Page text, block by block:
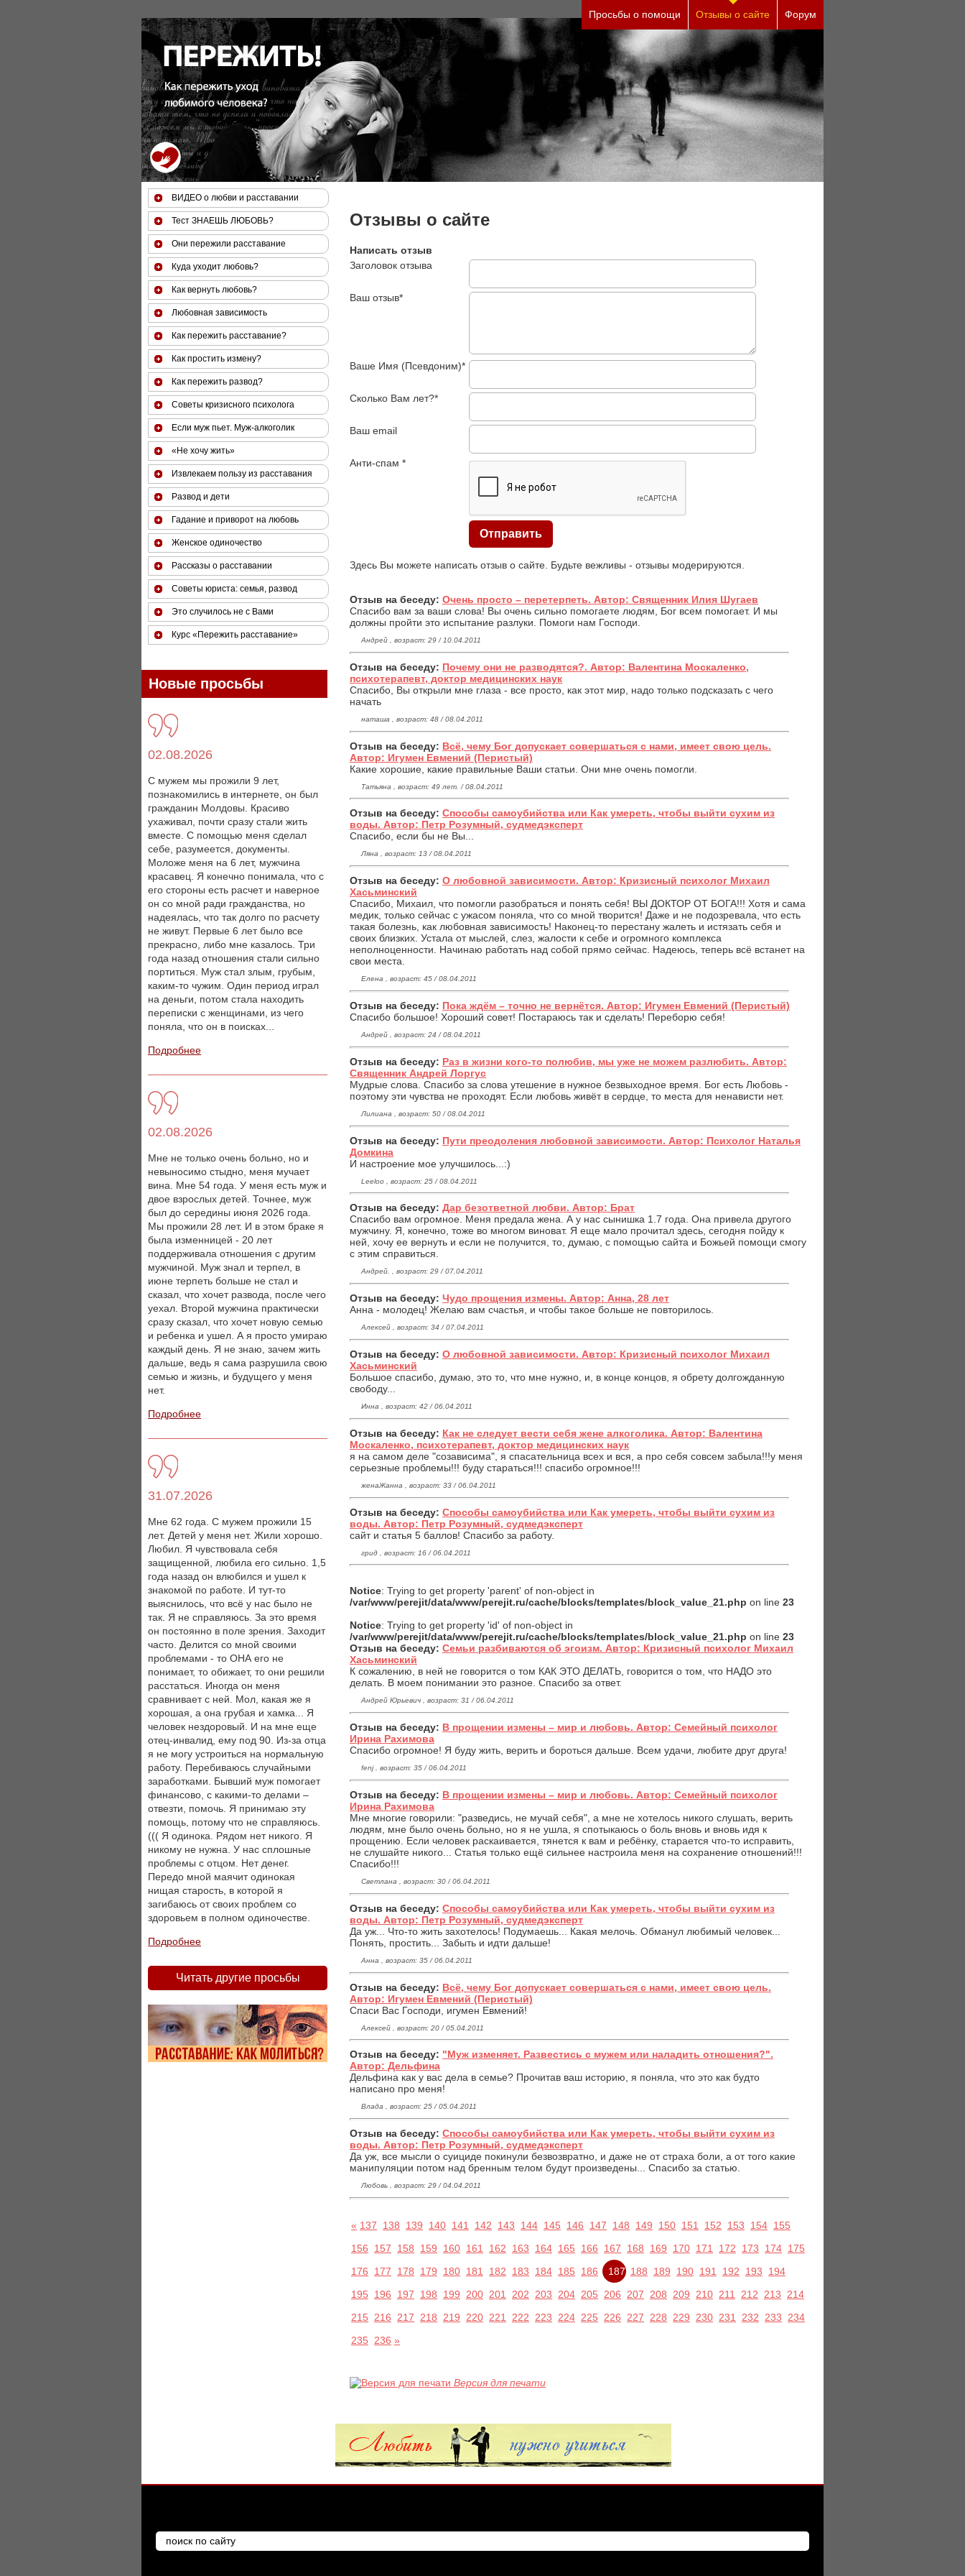
За 50 минут Вы можете оценить тяжесть своего состояния и его психологические причины
(бесплатно)
Просьбы о помощи Отзывы о сайте Форум
Отзывы о сайте
Написать отзыв
Заголовок отзыва
Ваш отзыв*
Ваше Имя (Псевдоним)*
Сколько Вам лет?*
Ваш email
Анти-спам *
Здесь Вы можете написать отзыв о сайте. Будьте вежливы - отзывы модерируются.
Отзыв на беседу: Очень просто – перетерпеть. Автор: Священник Илия Шугаев
Спасибо вам за ваши слова! Вы очень сильно помогаете людям, Бог всем помогает. И мы
должны пройти это испытание разлуки. Помоги нам Господи.
Андрей , возраст: 29 / 10.04.2011
Отзыв на беседу: Почему они не разводятся?. Автор: Валентина Москаленко,
психотерапевт, доктор медицинских наук
Спасибо, Вы открыли мне глаза - все просто, как этот мир, надо только подсказать с чего
начать
наташа , возраст: 48 / 08.04.2011
Отзыв на беседу: Всё, чему Бог допускает совершаться с нами, имеет свою цель.
Автор: Игумен Евмений (Перистый)
Какие хорошие, какие правильные Ваши статьи. Они мне очень помогли.
Татьяна , возраст: 49 лет. / 08.04.2011
Отзыв на беседу: Способы самоубийства или Как умереть, чтобы выйти сухим из
воды. Автор: Петр Розумный, судмедэксперт
Спасибо, если бы не Вы...
Ляна , возраст: 13 / 08.04.2011
Отзыв на беседу: О любовной зависимости. Автор: Кризисный психолог Михаил
Хасьминский
Спасибо, Михаил, что помогли разобраться и понять себя! ВЫ ДОКТОР ОТ БОГА!!! Хотя и сама
медик, только сейчас с ужасом поняла, что со мной творится! Даже и не подозревала, что есть
такая болезнь, как любовная зависимость! Наконец-то перестану жалеть и истязать себя и
своих близких. Устала от мыслей, слез, жалости к себе и огромного комплекса
неполноценности. Начинаю работать над собой прямо сейчас. Надеюсь, теперь всё встанет на
свои места.
Елена , возраст: 45 / 08.04.2011
Отзыв на беседу: Пока ждём – точно не вернётся. Автор: Игумен Евмений (Перистый)
Спасибо большое! Хороший совет! Постараюсь так и сделать! Переборю себя!
Андрей , возраст: 24 / 08.04.2011
Отзыв на беседу: Раз в жизни кого-то полюбив, мы уже не можем разлюбить. Автор:
Священник Андрей Лоргус
Мудрые слова. Спасибо за слова утешение в нужное безвыходное время. Бог есть Любовь -
поэтому эти чувства не проходят. Если любовь живёт в сердце, то места для ненависти нет.
Лилиана , возраст: 50 / 08.04.2011
Отзыв на беседу: Пути преодоления любовной зависимости. Автор: Психолог Наталья
Домкина
И настроение мое улучшилось...:)
Leeloo , возраст: 25 / 08.04.2011
Отзыв на беседу: Дар безответной любви. Автор: Брат
Спасибо вам огромное. Меня предала жена. А у нас сынишка 1.7 года. Она привела другого
мужчину. Я, конечно, тоже во многом виноват. Я еще мало прочитал здесь, сегодня пойду к
ней, хочу ее вернуть и если не получится, то, думаю, с помощью сайта и Божьей помощи смогу
с этим справиться.
Андрей. , возраст: 29 / 07.04.2011
Отзыв на беседу: Чудо прощения измены. Автор: Анна, 28 лет
Анна - молодец! Желаю вам счастья, и чтобы такое больше не повторилось.
Алексей , возраст: 34 / 07.04.2011
Отзыв на беседу: О любовной зависимости. Автор: Кризисный психолог Михаил
Хасьминский
Большое спасибо, думаю, это то, что мне нужно, и, в конце концов, я обрету долгожданную
свободу...
Инна , возраст: 42 / 06.04.2011
Отзыв на беседу: Как не следует вести себя жене алкоголика. Автор: Валентина
Москаленко, психотерапевт, доктор медицинских наук
я на самом деле "созависима", я спасательница всех и вся, а про себя совсем забыла!!!у меня
серьезные проблемы!!! буду стараться!!! спасибо огромное!!!
женаЖанна , возраст: 33 / 06.04.2011
Отзыв на беседу: Способы самоубийства или Как умереть, чтобы выйти сухим из
воды. Автор: Петр Розумный, судмедэксперт
сайт и статья 5 баллов! Спасибо за работу.
грид , возраст: 16 / 06.04.2011
Notice: Trying to get property 'parent' of non-object in
/var/www/perejit/data/www/perejit.ru/cache/blocks/templates/block_value_21.php on line 23
Notice: Trying to get property 'id' of non-object in
/var/www/perejit/data/www/perejit.ru/cache/blocks/templates/block_value_21.php on line 23
Отзыв на беседу: Семьи разбиваются об эгоизм. Автор: Кризисный психолог Михаил
Хасьминский
К сожалению, в ней не говорится о том КАК ЭТО ДЕЛАТЬ, говорится о том, что НАДО это
делать. В моем понимании это разное. Спасибо за ответ.
Андрей Юрьевич , возраст: 31 / 06.04.2011
Отзыв на беседу: В прощении измены – мир и любовь. Автор: Семейный психолог
Ирина Рахимова
Спасибо огромное! Я буду жить, верить и бороться дальше. Всем удачи, любите друг друга!
fenj , возраст: 35 / 06.04.2011
Отзыв на беседу: В прощении измены – мир и любовь. Автор: Семейный психолог
Ирина Рахимова
Мне многие говорили: "разведись, не мучай себя", а мне не хотелось никого слушать, верить
людям, мне было очень больно, но я не ушла, я спотыкаюсь о боль вновь и вновь идя к
прощению. Если человек раскаивается, тянется к вам и ребёнку, старается что-то исправить,
не слушайте никого... Статья только ещё сильнее настроила меня на сохранение отношений!!!
Спасибо!!!
Светлана , возраст: 30 / 06.04.2011
Отзыв на беседу: Способы самоубийства или Как умереть, чтобы выйти сухим из
воды. Автор: Петр Розумный, судмедэксперт
Да уж... Что-то жить захотелось! Подумаешь... Какая мелочь. Обманул любимый человек...
Понять, простить... Забыть и идти дальше!
Анна , возраст: 35 / 06.04.2011
Отзыв на беседу: Всё, чему Бог допускает совершаться с нами, имеет свою цель.
Автор: Игумен Евмений (Перистый)
Спаси Вас Господи, игумен Евмений!
Алексей , возраст: 20 / 05.04.2011
Отзыв на беседу: "Муж изменяет. Развестись с мужем или наладить отношения?".
Автор: Дельфина
Дельфина как у вас дела в семье? Прочитав ваш историю, я поняла, что это как будто
написано про меня!
Влада , возраст: 25 / 05.04.2011
Отзыв на беседу: Способы самоубийства или Как умереть, чтобы выйти сухим из
воды. Автор: Петр Розумный, судмедэксперт
Да уж, все мысли о суициде покинули безвозвратно, и даже не от страха боли, а от того какие
манипуляции потом над бренным телом будут произведены... Спасибо за статью.
Любовь , возраст: 29 / 04.04.2011
« 137 138 139 140 141 142 143 144 145 146 147 148 149 150 151 152 153 154 155
156
157 158 159 160 161 162 163 164 165 166 167 168 169 170 171 172 173 174 175
176
177 178 179 180 181 182 183 184 185 186 187 188 189 190 191 192 193
194
195
196 197 198 199 200 201 202 203 204 205 206 207 208 209 210 211 212 213
214
215
216 217 218 219 220 221 222 223 224 225 226 227 228 229 230 231 232 233
234
235
236 »
Версия для печати
ВИДЕО о любви и расставании
Тест ЗНАЕШЬ ЛЮБОВЬ?
Они пережили расставание
Куда уходит любовь?
Как вернуть любовь?
Любовная зависимость
Как пережить расставание?
Как простить измену?
Как пережить развод?
Советы кризисного психолога
Если муж пьет. Муж-алкоголик
«Не хочу жить»
Извлекаем пользу из расставания
Развод и дети
Гадание и приворот на любовь
Женское одиночество
Рассказы о расставании
Советы юриста: семья, развод
Это случилось не с Вами
Курс «Пережить расставание»
Новые просьбы
02.08.2026
С мужем мы прожили 9 лет,
познакомились в интернете, он был
гражданин Молдовы. Красиво
ухаживал, почти сразу стали жить
вместе. С помощью меня сделал
себе, разумеется, документы.
Моложе меня на 6 лет, мужчина
красавец. Я конечно понимала, что с
его стороны есть расчет и наверное
он со мной ради гражданства, но
надеялась, что так долго по расчету
не живут. Первые 6 лет было все
прекрасно, либо мне казалось. Три
года назад отношения стали сильно
портиться. Муж стал злым, грубым,
каким-то чужим. Один период играл
на деньги, потом стала находить
переписки с женщинами, из чего
поняла, что он в поисках...
Подробнее
02.08.2026
Мне не только очень больно, но и
невыносимо стыдно, меня мучает
вина. Мне 54 года. У меня есть муж и
двое взрослых детей. Точнее, муж
был до середины июня 2026 года.
Мы прожили 28 лет. И в этом браке я
была изменницей - 20 лет
поддерживала отношения с другим
мужчиной. Муж знал и терпел, в
июне терпеть больше не стал и
сказал, что хочет развода, после чего
уехал. Второй мужчина практически
сразу сказал, что хочет новую семью
и ребенка и ушел. А я просто умираю
каждый день. Я не знаю, зачем жить
дальше, ведь я сама разрушила свою
семью и жизнь, и будущего у меня
нет.
Подробнее
31.07.2026
Мне 62 года. С мужем прожили 15
лет. Детей у меня нет. Жили хорошо.
Любил. Я чувствовала себя
защищенной, любила его сильно. 1,5
года назад он влюбился и ушел к
знакомой по работе. И тут-то
выяснилось, что всё у нас было не
так. Я не справляюсь. За это время
он постоянно в поле зрения. Заходит
часто. Делится со мной своими
проблемами - то ОНА его не
понимает, то обижает, то они решили
расстаться. Иногда он меня
сравнивает с ней. Мол, какая же я
хорошая, а она грубая и хамка... Я
человек нездоровый. И на мне еще
отец-инвалид, ему под 90. Из-за отца
я не могу устроиться на нормальную
работу. Перебиваюсь случайными
заработками. Бывший муж помогает
финансово, с какими-то делами –
отвезти, помочь. Я принимаю эту
помощь, потому что не справляюсь.
((( Я одинока. Рядом нет никого. Я
никому не нужна. У нас сплошные
проблемы с отцом. Нет денег.
Передо мной маячит одинокая
нищая старость, в которой я
загибаюсь от своих проблем со
здоровьем в полном одиночестве.
Подробнее
Читать другие просьбы